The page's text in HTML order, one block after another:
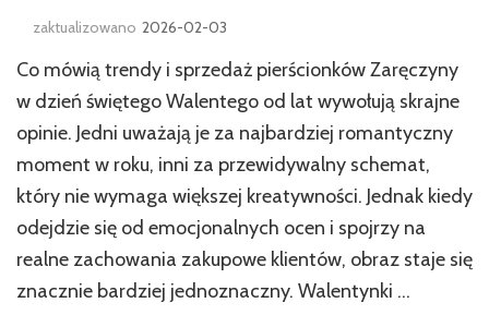
zaktualizowano 2026-02-03
Co mówią trendy i sprzedaż pierścionków Zaręczyny
w dzień świętego Walentego od lat wywołują skrajne
opinie. Jedni uważają je za najbardziej romantyczny
moment w roku, inni za przewidywalny schemat,
który nie wymaga większej kreatywności. Jednak kiedy
odejdzie się od emocjonalnych ocen i spojrzy na
realne zachowania zakupowe klientów, obraz staje się
znacznie bardziej jednoznaczny. Walentynki …